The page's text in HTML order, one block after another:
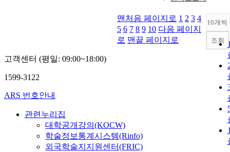
10개씩
조회
맨처음 페이지로 1 2 3 4
5 6 7 8 9 10 다음 페이지
로 맨끝 페이지로
고객센터 (평일: 09:00~18:00)
1599-3122
ARS 번호안내
관련누리집
대학공개강의(KOCW)
학술정보통계시스템(Rinfo)
외국학술지지원센터(FRIC)